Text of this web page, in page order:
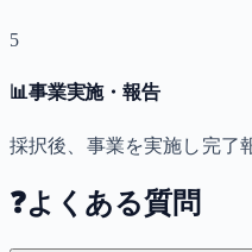
5
📊事業実施・報告
採択後、事業を実施し完了
❓よくある質問